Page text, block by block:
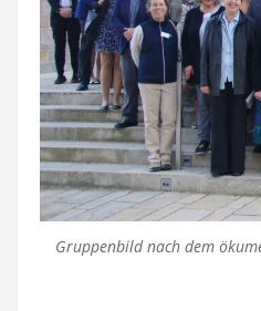
Gruppenbild nach dem